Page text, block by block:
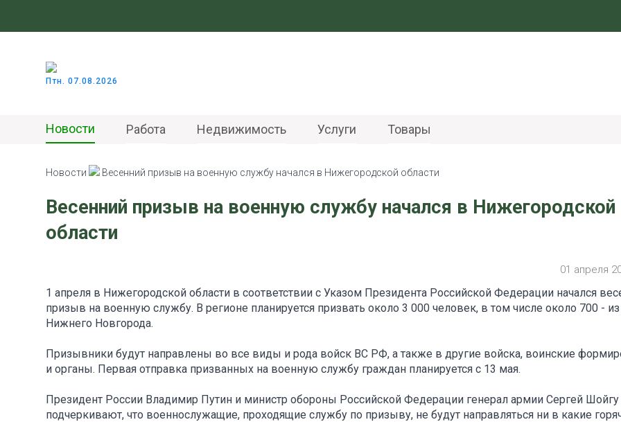
Птн. 07.08.2026
Новости Работа Недвижимость Услуги Товары
Новости Весенний призыв на военную службу начался в Нижегородской области
Весенний призыв на военную службу начался в Нижегородской
области
01 апреля
1 апреля в Нижегородской области в соответствии с Указом Президента Российской Федерации начался
призыв на военную службу. В регионе планируется призвать около 3 000 человек, в том числе около 700 - из
Нижнего Новгорода.
Призывники будут направлены во все виды и рода войск ВС РФ, а также в другие войска, воинские
и органы. Первая отправка призванных на военную службу граждан планируется с 13 мая.
Президент России Владимир Путин и министр обороны Российской Федерации генерал армии Сергей Шойгу
подчеркивают, что военнослужащие, проходящие службу по призыву, не будут направляться ни в какие